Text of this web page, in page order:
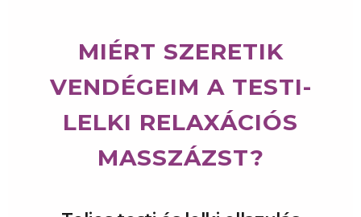
MIÉRT SZERETIK
VENDÉGEIM A TESTI-
LELKI RELAXÁCIÓS
MASSZÁZST?